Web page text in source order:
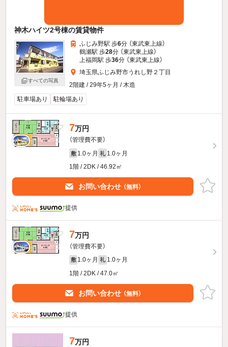
神木ハイツ2号棟の賃貸物件
すべての写真
ふじみ野駅 歩6分 （東武東上線）
鶴瀬駅 歩28分 （東武東上線）
上福岡駅 歩36分 （東武東上線）
埼玉県ふじみ野市うれし野２丁目
2階建 / 29年5ヶ月 / 木造
駐車場あり
駐輪場あり
7万円
（管理費不要）
敷 1.0ヶ月 礼 1.0ヶ月
1階 / 2DK / 46.92㎡
お問い合わせ （無料）
提供
7万円
（管理費不要）
敷 1.0ヶ月 礼 1.0ヶ月
1階 / 2DK / 47.0㎡
お問い合わせ （無料）
提供
7万円